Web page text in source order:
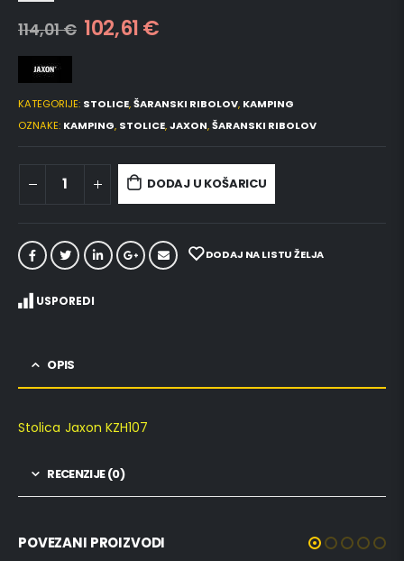
114,01€ 102,61€
KATEGORIJE: STOLICE,ŠARANSKI RIBOLOV, KAMPING
OZNAKE: KAMPING, STOLICE,JAXON,ŠARANSKI RIBOLOV
DODAJ U KOŠARICU
DODAJ NA LISTU ŽELJA
USPOREDI
OPIS
Stolica Jaxon KZH107
RECENZIJE (0)
POVEZANI PROIZVODI